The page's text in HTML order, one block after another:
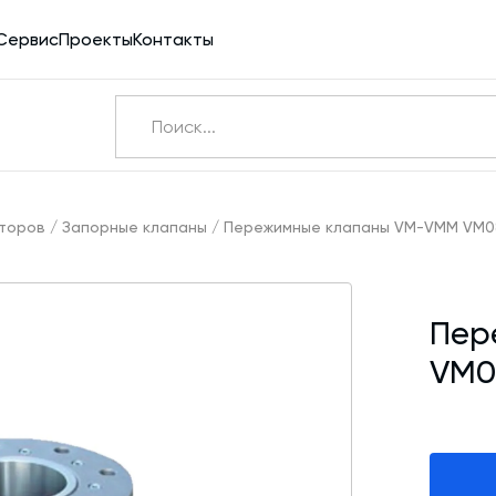
ПроектыКонтакты
Ничего не найдено
Пневмотранспорт
/ Запорные клапаны / Пережимные клапаны VM-VMM